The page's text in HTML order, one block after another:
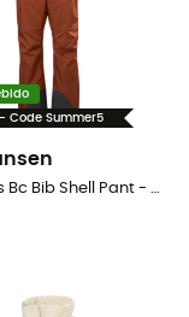
Code Summer5
W Verglas Bc Bib Shell Pant - Macacão ski mulher